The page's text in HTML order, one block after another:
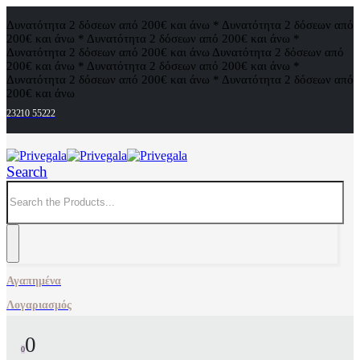
Δυνατότητα 2 δόσεων από 200€ και άνω * Δυνατότητα 2 δόσεων από
200€ και άνω * Δυνατότητα 2 δόσεων από 200€ και άνω *
Δυνατότητα 2 δόσεων από 200€ και άνω Δυνατότητα 2 δόσεων από
200€ και άνω * Δυνατότητα 2 δόσεων από 200€ και άνω *
Δυνατότητα 2 δόσεων από 200€ και άνω * Δυνατότητα 2 δόσεων από
200€ και άνω
23210 55222
Search
Αγαπημένα
Λογαριασμός
00